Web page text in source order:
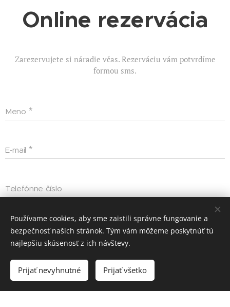
Online rezervácia
Zarezervujete si náradie včas. Rezerváciu vám potvrdíme
formou sms.
Meno
E-mail
Telefónne číslo
Dátum
Poznámka
Používame cookies, aby sme zaistili správne fungovanie a
bezpečnosť našich stránok. Tým vám môžeme poskytnúť tú
najlepšiu skúsenosť z ich návštevy.
Prijať nevyhnutné Prijať všetko